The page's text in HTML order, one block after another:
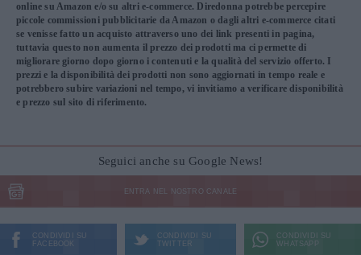
online su Amazon e/o su altri e-commerce. Diredonna potrebbe percepire
piccole commissioni pubblicitarie da Amazon o dagli altri e-commerce citati
se venisse fatto un acquisto attraverso uno dei link presenti in pagina,
tuttavia questo non aumenta il prezzo dei prodotti ma ci permette di
migliorare giorno dopo giorno i contenuti e la qualità del servizio offerto. I
prezzi e la disponibilità dei prodotti non sono aggiornati in tempo reale e
potrebbero subire variazioni nel tempo, vi invitiamo a verificare disponibilità
e prezzo sul sito di riferimento.
Seguici anche su Google News!
ENTRA NEL NOSTRO CANALE
CONDIVIDI SU
FACEBOOK
CONDIVIDI SU
TWITTER
CONDIVIDI SU
WHATSAPP